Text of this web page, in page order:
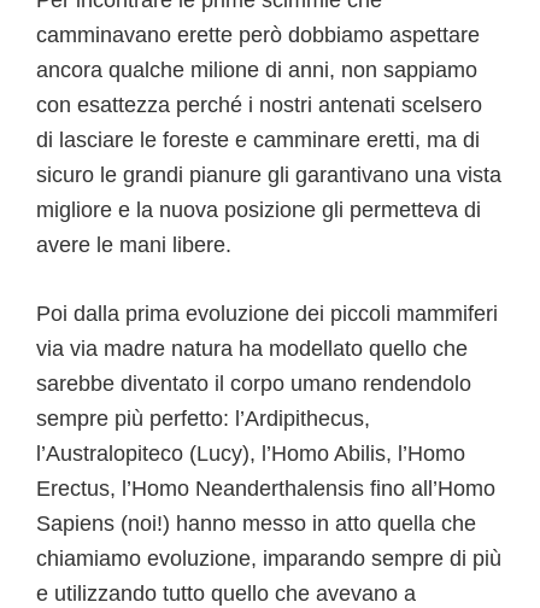
camminavano erette però dobbiamo aspettare
ancora qualche milione di anni, non sappiamo
con esattezza perché i nostri antenati scelsero
di lasciare le foreste e camminare eretti, ma di
sicuro le grandi pianure gli garantivano una vista
migliore e la nuova posizione gli permetteva di
avere le mani libere.
Poi dalla prima evoluzione dei piccoli mammiferi
via via madre natura ha modellato quello che
sarebbe diventato il corpo umano rendendolo
sempre più perfetto: l’Ardipithecus,
l’Australopiteco (Lucy), l’Homo Abilis, l’Homo
Erectus, l’Homo Neanderthalensis fino all’Homo
Sapiens (noi!) hanno messo in atto quella che
chiamiamo evoluzione, imparando sempre di più
e utilizzando tutto quello che avevano a